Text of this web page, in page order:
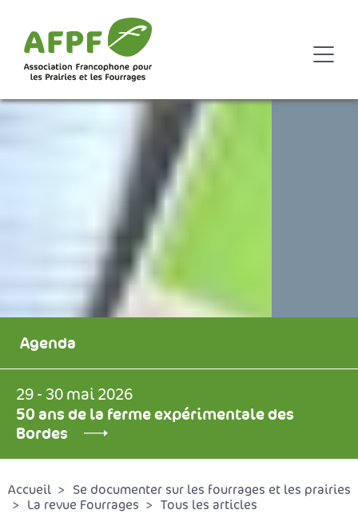
Agenda
29 - 30 mai 2026
50 ans de la ferme expérimentale des
Bordes
Accueil
Se documenter sur les fourrages et les prairies
La revue Fourrages
Tous les articles